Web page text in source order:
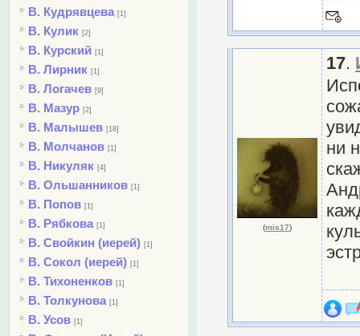
В. Кудрявцева [1]
В. Кулик [2]
В. Курский [1]
В. Лирник [1]
В. Логачев [9]
В. Мазур [2]
В. Малышев [18]
В. Молчанов [1]
В. Никуляк [4]
В. Ольшанников [1]
В. Попов [1]
В. Рябкова [1]
В. Свойкин (иерей) [1]
В. Сокол (иерей) [1]
В. Тихоненков [1]
В. Толкунова [1]
В. Усов [1]
(mis17)
17.
ни